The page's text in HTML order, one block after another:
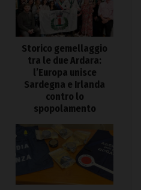
Storico gemellaggio
tra le due Ardara:
l’Europa unisce
Sardegna e Irlanda
contro lo
spopolamento